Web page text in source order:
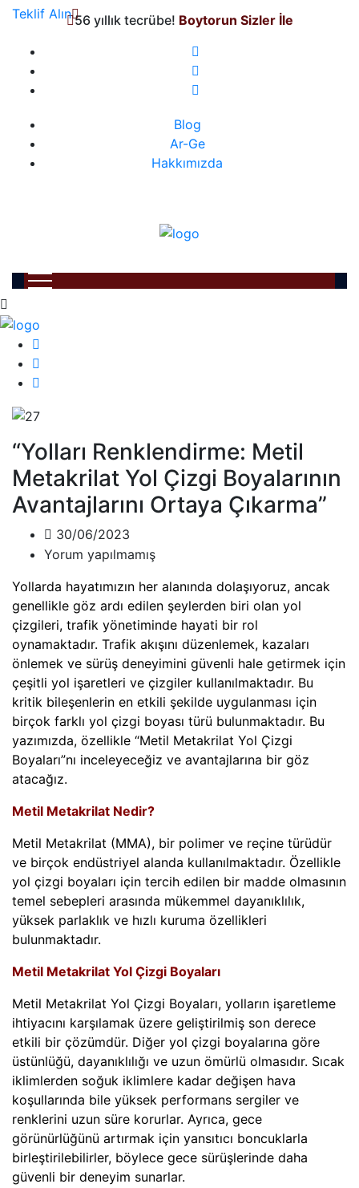
56 yıllık tecrübe! Boytorun Sizler İle
Blog
Ar-Ge
Hakkımızda
Teklif Alın
“Yolları Renklendirme: Metil
Metakrilat Yol Çizgi Boyalarının
Avantajlarını Ortaya Çıkarma”
30/06/2023
Yorum yapılmamış
Yollarda hayatımızın her alanında dolaşıyoruz, ancak
genellikle göz ardı edilen şeylerden biri olan yol
çizgileri, trafik yönetiminde hayati bir rol
oynamaktadır. Trafik akışını düzenlemek, kazaları
önlemek ve sürüş deneyimini güvenli hale getirmek için
çeşitli yol işaretleri ve çizgiler kullanılmaktadır. Bu
kritik bileşenlerin en etkili şekilde uygulanması için
birçok farklı yol çizgi boyası türü bulunmaktadır. Bu
yazımızda, özellikle “Metil Metakrilat Yol Çizgi
Boyaları”nı inceleyeceğiz ve avantajlarına bir göz
atacağız.
Metil Metakrilat Nedir?
Metil Metakrilat (MMA), bir polimer ve reçine türüdür
ve birçok endüstriyel alanda kullanılmaktadır. Özellikle
yol çizgi boyaları için tercih edilen bir madde olmasının
temel sebepleri arasında mükemmel dayanıklılık,
yüksek parlaklık ve hızlı kuruma özellikleri
bulunmaktadır.
Metil Metakrilat Yol Çizgi Boyaları
Metil Metakrilat Yol Çizgi Boyaları, yolların işaretleme
ihtiyacını karşılamak üzere geliştirilmiş son derece
etkili bir çözümdür. Diğer yol çizgi boyalarına göre
üstünlüğü, dayanıklılığı ve uzun ömürlü olmasıdır. Sıcak
iklimlerden soğuk iklimlere kadar değişen hava
koşullarında bile yüksek performans sergiler ve
renklerini uzun süre korurlar. Ayrıca, gece
görünürlüğünü artırmak için yansıtıcı boncuklarla
birleştirilebilirler, böylece gece sürüşlerinde daha
güvenli bir deneyim sunarlar.